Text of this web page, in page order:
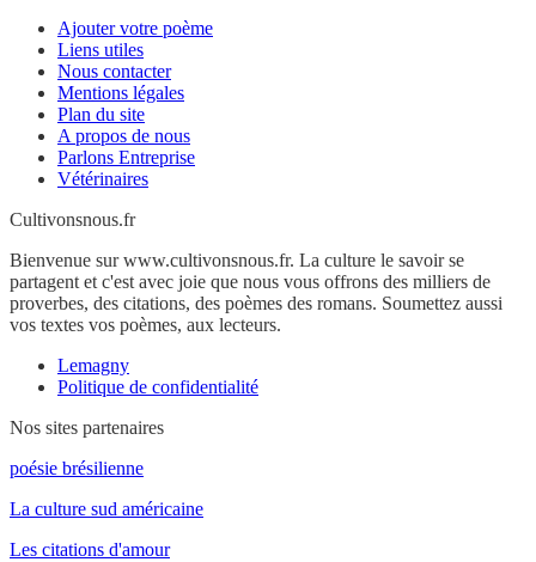
Ajouter votre poème
Liens utiles
Nous contacter
Mentions légales
Plan du site
A propos de nous
Parlons Entreprise
Vétérinaires
Cultivonsnous.fr
Bienvenue sur www.cultivonsnous.fr. La culture le savoir se
partagent et c'est avec joie que nous vous offrons des milliers de
proverbes, des citations, des poèmes des romans. Soumettez aussi
vos textes vos poèmes, aux lecteurs.
Lemagny
Politique de confidentialité
Nos sites partenaires
poésie brésilienne
La culture sud américaine
Les citations d'amour